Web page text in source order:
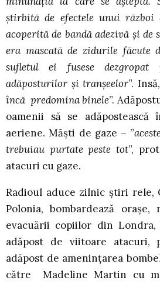
știrbită de efectele unui război
acoperită de bandă adezivă și de
era mascată de zidurile făcute
sufletul ei fusese
adăposturilor și tranșeelor”.
încă predomina binele”.
oamenii să se
aeriene. Măști de gaze – ”
trebuiau purtate peste tot”,
atacuri cu gaze.
Radioul aduce zilnic știri rele,
Polonia, bombardează
evacuării copiilor din
adăpost de viitoare
adăpost de amenințarea
către Madeline Martin cu